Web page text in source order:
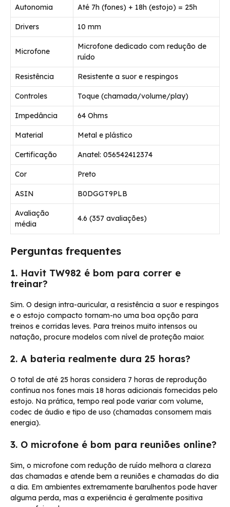
Autonomia Até 7h (fones) + 18h (estojo) = 25h
Drivers 10 mm
Microfone
Microfone dedicado com redução de
ruído
Resistência Resistente a suor e respingos
Controles Toque (chamada/volume/play)
Impedância 64 Ohms
Material Metal e plástico
Certificação Anatel: 056542412374
Cor Preto
ASIN B0DGGT9PLB
Avaliação
média
4.6 (357 avaliações)
Perguntas frequentes
1. Havit TW982 é bom para correr e
treinar?
Sim. O design intra-auricular, a resistência a suor e respingos
e o estojo compacto tornam-no uma boa opção para
treinos e corridas leves. Para treinos muito intensos ou
natação, procure modelos com nível de proteção maior.
2. A bateria realmente dura 25 horas?
O total de até 25 horas considera 7 horas de reprodução
contínua nos fones mais 18 horas adicionais fornecidas pelo
estojo. Na prática, tempo real pode variar com volume,
codec de áudio e tipo de uso (chamadas consomem mais
energia).
3. O microfone é bom para reuniões online?
Sim, o microfone com redução de ruído melhora a clareza
das chamadas e atende bem a reuniões e chamadas do dia
a dia. Em ambientes extremamente barulhentos pode haver
alguma perda, mas a experiência é geralmente positiva